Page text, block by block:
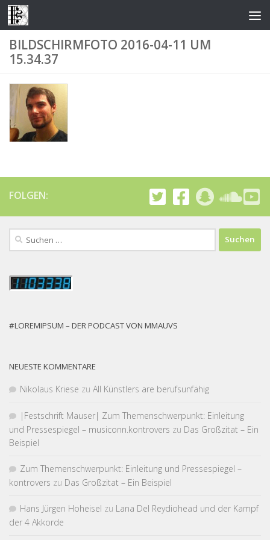
Zum Inhalt springen
BILDSCHIRMFOTO 2016-04-11 UM
15.34.37
FOLGEN:
Suchen
#LOREMIPSUM – DER PODCAST VON MMAUVS
NEUESTE KOMMENTARE
Nikolaus Kriese zu All Künstlers are berufsunfähig
|Fest­schrift Mauser| Zum Themen­schwer­punkt: Einleitung
und Pressespiegel – musiconn.kontrovers zu Das Großzitat – Ein
Beispiel
Zum Themen­schwer­punkt: Einleitung und Pressespiegel –
kontrovers zu Das Großzitat – Ein Beispiel
Hans Jürgen Hoheisel zu Lana Del Reydiohead und der Kampf
der 4 Akkorde